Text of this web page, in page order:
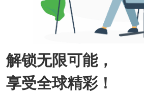
解锁无限可能，
享受全球精彩！